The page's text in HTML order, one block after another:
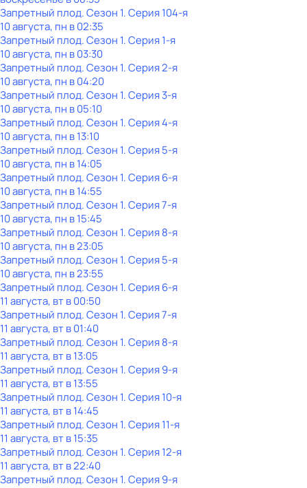
Запретный плод. Сезон 1. Серия 104-я
10 августа, пн в 02:35
Запретный плод. Сезон 1. Серия 1-я
10 августа, пн в 03:30
Запретный плод. Сезон 1. Серия 2-я
10 августа, пн в 04:20
Запретный плод. Сезон 1. Серия 3-я
10 августа, пн в 05:10
Запретный плод. Сезон 1. Серия 4-я
10 августа, пн в 13:10
Запретный плод. Сезон 1. Серия 5-я
10 августа, пн в 14:05
Запретный плод. Сезон 1. Серия 6-я
10 августа, пн в 14:55
Запретный плод. Сезон 1. Серия 7-я
10 августа, пн в 15:45
Запретный плод. Сезон 1. Серия 8-я
10 августа, пн в 23:05
Запретный плод. Сезон 1. Серия 5-я
10 августа, пн в 23:55
Запретный плод. Сезон 1. Серия 6-я
11 августа, вт в 00:50
Запретный плод. Сезон 1. Серия 7-я
11 августа, вт в 01:40
Запретный плод. Сезон 1. Серия 8-я
11 августа, вт в 13:05
Запретный плод. Сезон 1. Серия 9-я
11 августа, вт в 13:55
Запретный плод. Сезон 1. Серия 10-я
11 августа, вт в 14:45
Запретный плод. Сезон 1. Серия 11-я
11 августа, вт в 15:35
Запретный плод. Сезон 1. Серия 12-я
11 августа, вт в 22:40
Запретный плод. Сезон 1. Серия 9-я